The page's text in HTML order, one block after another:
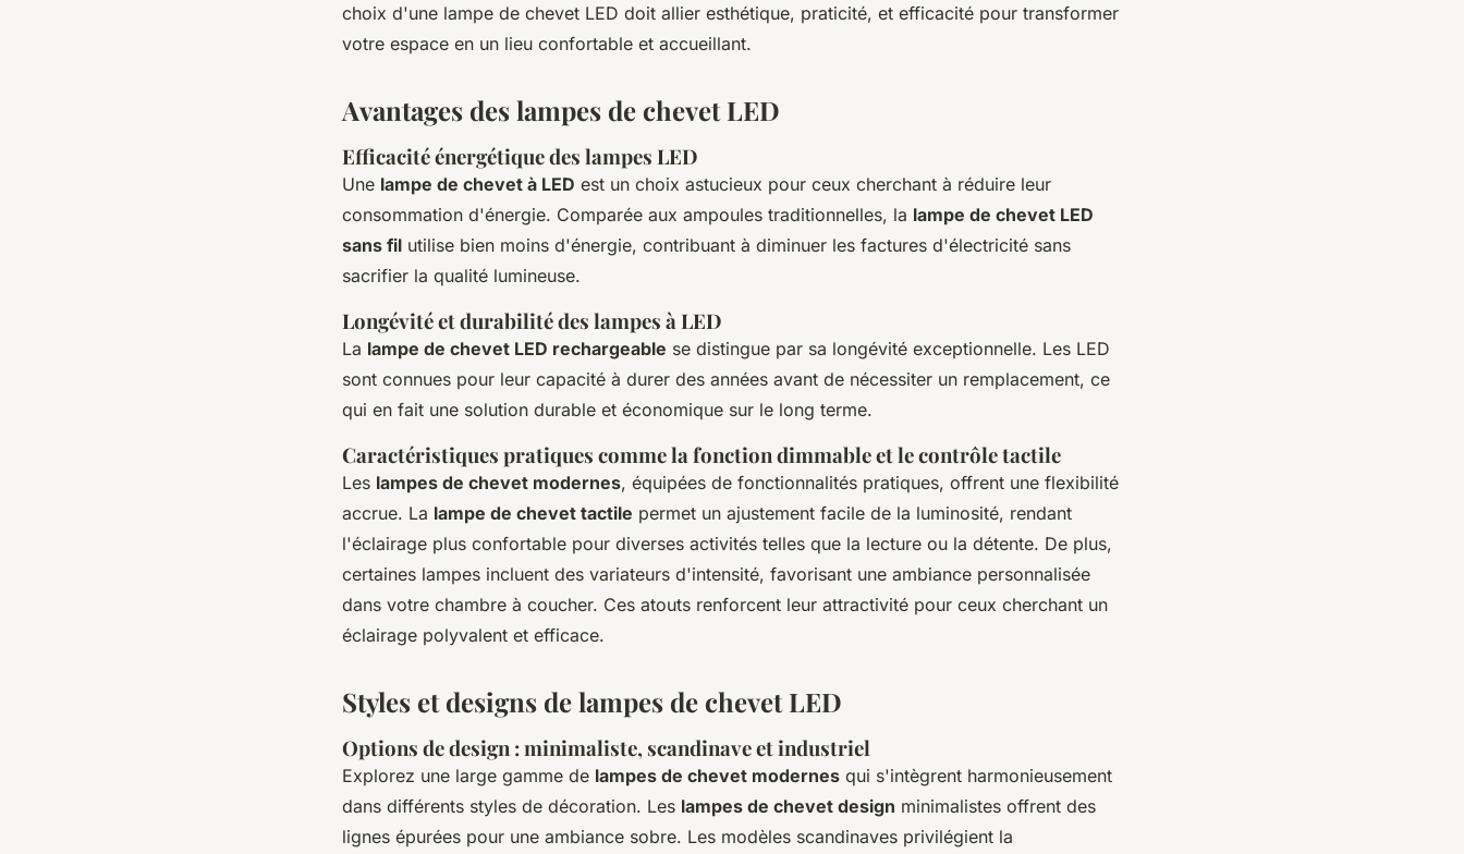
choix d'une lampe de chevet LED doit allier esthétique, praticité, et efficacité pour transformer
votre espace en un lieu confortable et accueillant.
Avantages des lampes de chevet LED
Efficacité énergétique des lampes LED
Une lampe de chevet à LED est un choix astucieux pour ceux cherchant à réduire leur
consommation d'énergie. Comparée aux ampoules traditionnelles, la lampe de chevet LED
sans fil utilise bien moins d'énergie, contribuant à diminuer les factures d'électricité sans
sacrifier la qualité lumineuse.
Longévité et durabilité des lampes à LED
La lampe de chevet LED rechargeable se distingue par sa longévité exceptionnelle. Les LED
sont connues pour leur capacité à durer des années avant de nécessiter un remplacement, ce
qui en fait une solution durable et économique sur le long terme.
Caractéristiques pratiques comme la fonction dimmable et le contrôle tactile
Les lampes de chevet modernes, équipées de fonctionnalités pratiques, offrent une flexibilité
accrue. La lampe de chevet tactile permet un ajustement facile de la luminosité, rendant
l'éclairage plus confortable pour diverses activités telles que la lecture ou la détente. De plus,
certaines lampes incluent des variateurs d'intensité, favorisant une ambiance personnalisée
dans votre chambre à coucher. Ces atouts renforcent leur attractivité pour ceux cherchant un
éclairage polyvalent et efficace.
Styles et designs de lampes de chevet LED
Options de design : minimaliste, scandinave et industriel
Explorez une large gamme de lampes de chevet modernes qui s'intègrent harmonieusement
dans différents styles de décoration. Les lampes de chevet design minimalistes offrent des
lignes épurées pour une ambiance sobre. Les modèles scandinaves privilégient la